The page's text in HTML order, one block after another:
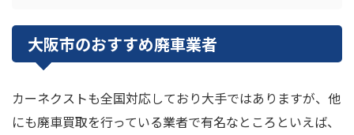
大阪市のおすすめ廃車業者
カーネクストも全国対応しており大手ではありますが、他
にも廃車買取を行っている業者で有名なところといえば、